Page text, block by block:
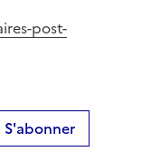
post-
S'abonner